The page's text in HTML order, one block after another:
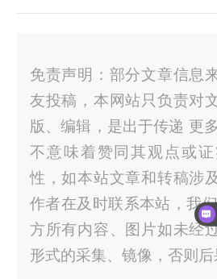
免责声明：部分文章信息
友投稿，本网站只负责对
版、编辑，是出于传递 更
不意味着赞同其观点或
性，如本站文章和转稿涉
作者在及时联系本站，我
方所有内容、图片如未经
形式的采集、镜像，否则后